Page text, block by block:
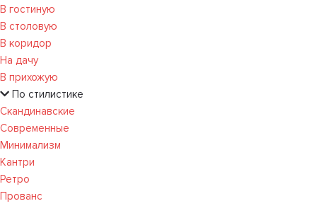
В гостиную
В столовую
В коридор
На дачу
В прихожую
По стилистике
Скандинавские
Современные
Минимализм
Кантри
Ретро
Прованс